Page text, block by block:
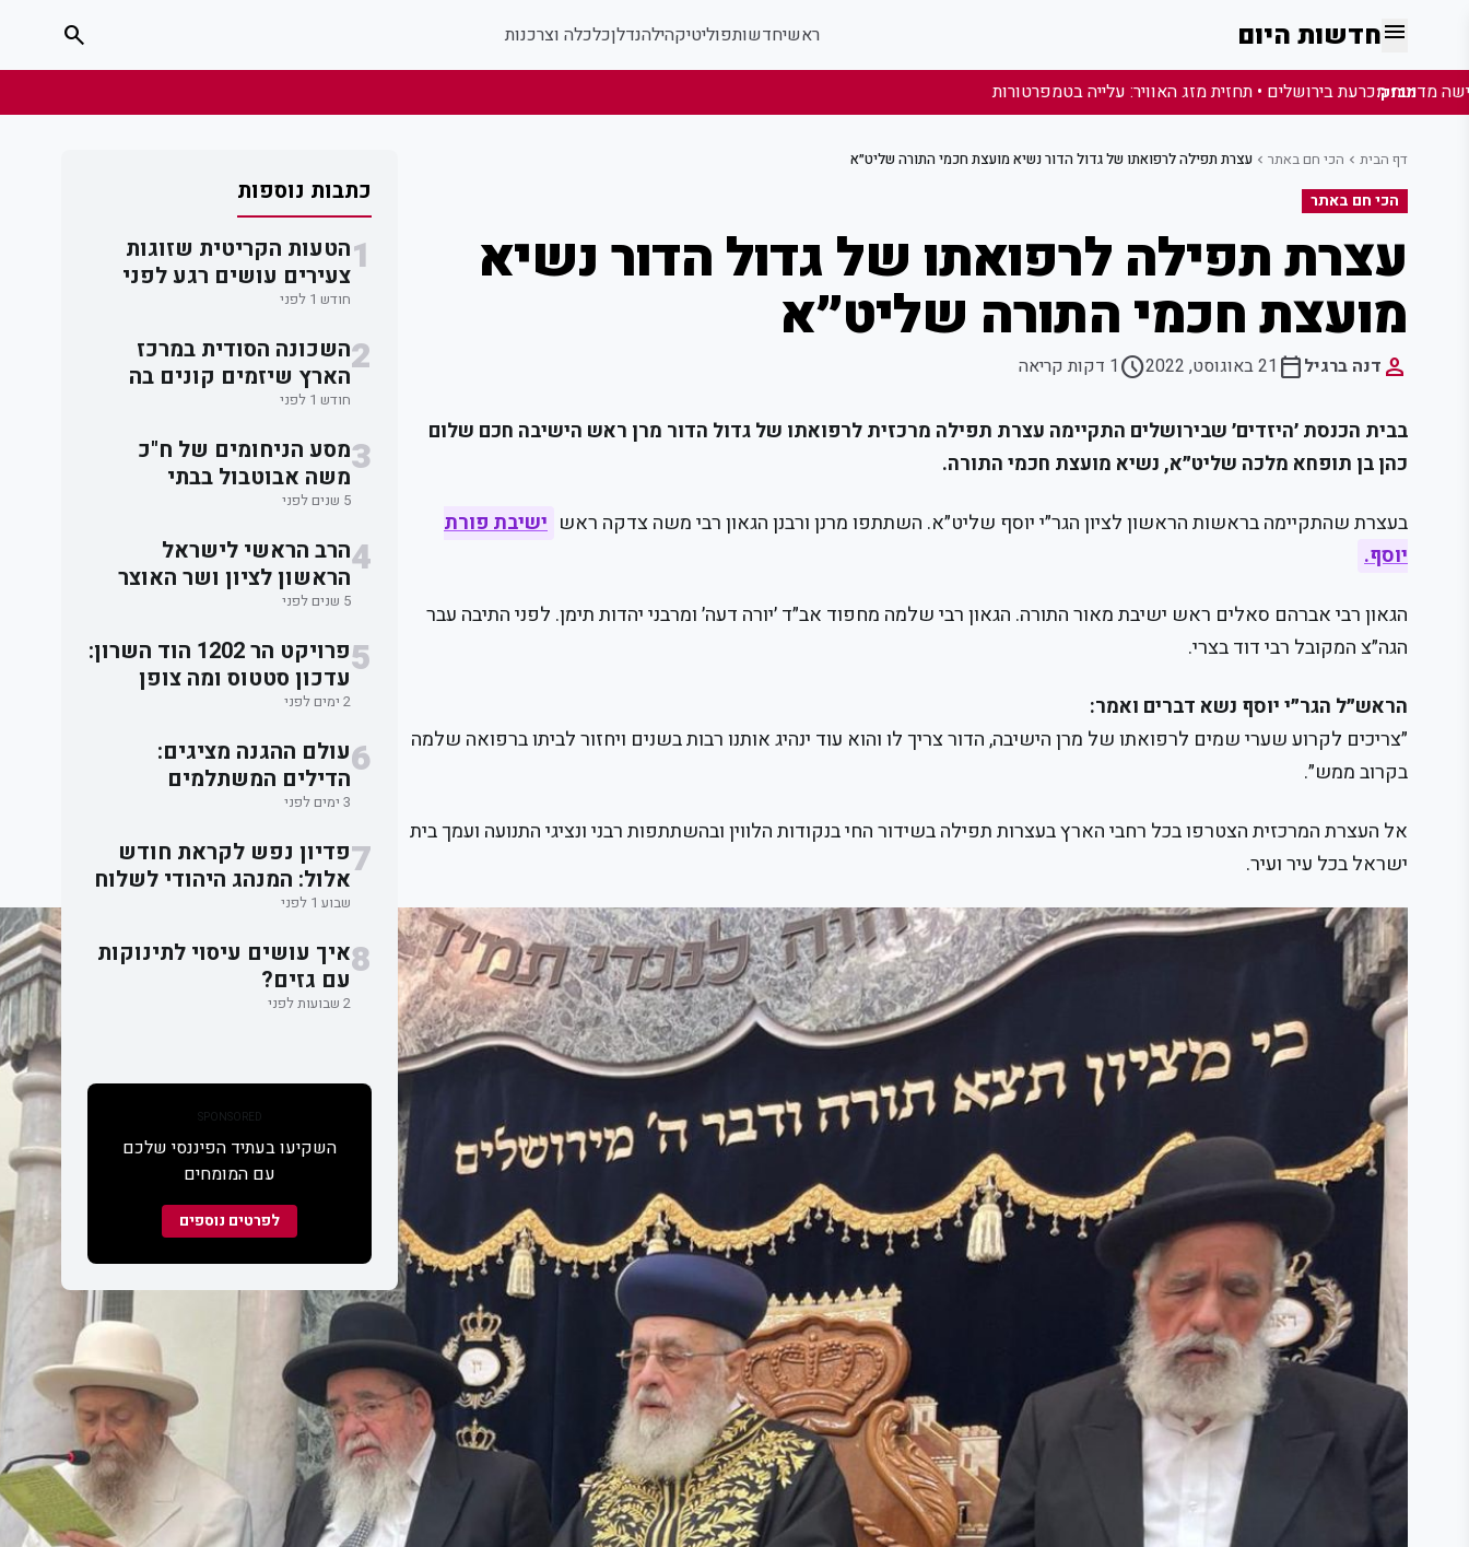
menuחדשות היום ראשיחדשותפוליטיקהילהנדלןכלכלה וצרכנות search
מבזק:
דף הבית chevron_left הכי חם באתר chevron_left עצרת תפילה לרפואתו של גדול הדור נשיא מועצת חכמי התורה שליט״א
הכי חם באתר
עצרת תפילה לרפואתו של גדול הדור נשיא
מועצת חכמי התורה שליט״א
person דנה ברגילcalendar_today 21 באוגוסט, 2022 schedule1 דקות קריאה
בבית הכנסת ׳היזדים׳ שבירושלים התקיימה עצרת תפילה מרכזית לרפואתו של גדול הדור מרן ראש הישיבה חכם שלום
כהן בן תופחא מלכה שליט״א, נשיא מועצת חכמי התורה.
בעצרת שהתקיימה בראשות הראשון לציון הגר״י יוסף שליט״א. השתתפו מרנן ורבנן הגאון רבי משה צדקה ראש ישיבת פורת
יוסף.
הגאון רבי אברהם סאלים ראש ישיבת מאור התורה. הגאון רבי שלמה מחפוד אב״ד ׳יורה דעה׳ ומרבני יהדות תימן. לפני התיבה עבר
הגה״צ המקובל רבי דוד בצרי.
הראש״ל הגר״י יוסף נשא דברים ואמר:
״צריכים לקרוע שערי שמים לרפואתו של מרן הישיבה, הדור צריך לו והוא עוד ינהיג אותנו רבות בשנים ויחזור לביתו ברפואה שלמה
בקרוב ממש״.
אל העצרת המרכזית הצטרפו בכל רחבי הארץ בעצרות תפילה בשידור החי בנקודות הלווין ובהשתתפות רבני ונציגי התנועה ועמך בית
ישראל בכל עיר ועיר.
כתבות נוספות
1הטעות הקריטית שזוגות
צעירים עושים רגע לפני
חתימה על חוזה דירה
חודש 1 לפני
2השכונה הסודית במרכז
הארץ שיזמים קונים בה
דירות מתחת לרדאר
חודש 1 לפני
3מסע הניחומים של ח"כ
משה אבוטבול בבתי
האבלים על אסון מירון
5 שנים לפני
4הרב הראשי לישראל
הראשון לציון ושר האוצר
סיכמו: תקציב השמיטה
5 שנים לפני
5
פרויקט הר 1202 הוד השרון:
עדכון סטטוס ומה צופן
העתיד למשקיעים
2 ימים לפני
6עולם ההגנה מציגים:
הדילים המשתלמים
בישראל למוצרי הגנה
3 ימים לפני
7פדיון נפש לקראת חודש
אלול: המנהג היהודי לשלוח
שמות ובקשות לתפילה
שבוע 1 לפני
8איך עושים עיסוי לתינוקות
עם גזים?
2 שבועות לפני
SPONSORED
השקיעו בעתיד הפיננסי שלכם
עם המומחים
לפרטים נוספים